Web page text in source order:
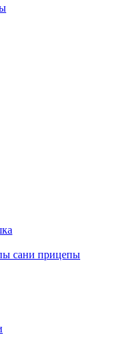
сани прицепы